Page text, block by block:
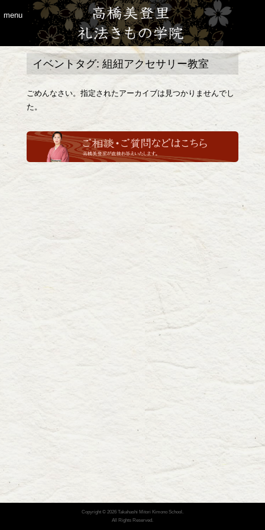
menu
イベントタグ: 組紐アクセサリー教室
ごめんなさい。指定されたアーカイブは見つかりませんでし
た。
Copyright © 2026 Takahashi Mitori Kimono School.
All Rights Reserved.